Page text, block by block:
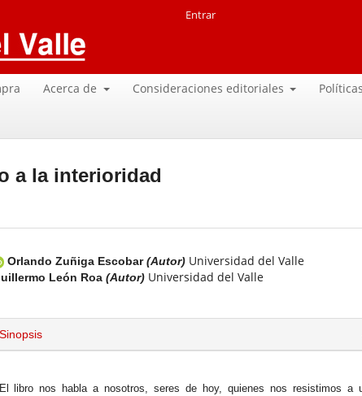
Acerca de Consideraciones editoriales
Entrar
a la interioridad
Orlando Zuñiga Escobar(Autor) Universidad del Valle
León Roa (Autor) Universidad del Valle
Sinopsis
El libro nos habla a nosotros, seres de hoy, quienes nos resistimos a